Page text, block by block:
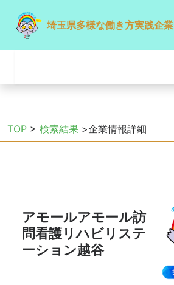
埼玉県多様な働き方実践企業
TOP > 検索結果 >企業情報詳細
アモールアモール訪
問看護リハビリステ
ーション越谷